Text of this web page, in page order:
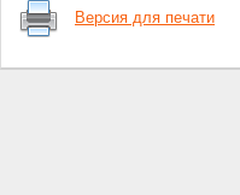
Версия для печати